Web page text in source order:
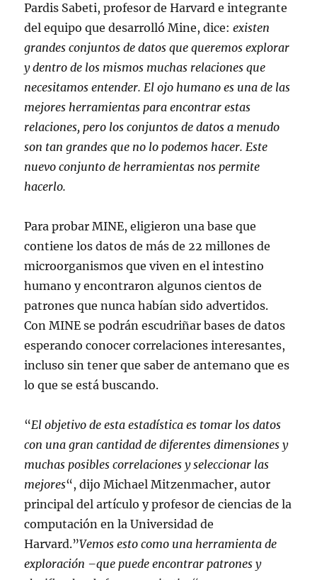
Pardis Sabeti, profesor de Harvard e integrante
del equipo que desarrolló Mine, dice: existen
grandes conjuntos de datos que queremos explorar
y dentro de los mismos muchas relaciones que
necesitamos entender. El ojo humano es una de las
mejores herramientas para encontrar estas
relaciones, pero los conjuntos de datos a menudo
son tan grandes que no lo podemos hacer. Este
nuevo conjunto de herramientas nos permite
hacerlo.
Para probar MINE, eligieron una base que
contiene los datos de más de 22 millones de
microorganismos que viven en el intestino
humano y encontraron algunos cientos de
patrones que nunca habían sido advertidos.
Con MINE se podrán escudriñar bases de datos
esperando conocer correlaciones interesantes,
incluso sin tener que saber de antemano que es
lo que se está buscando.
“El objetivo de esta estadística es tomar los datos
con una gran cantidad de diferentes dimensiones y
muchas posibles correlaciones y seleccionar las
mejores“, dijo Michael Mitzenmacher, autor
principal del artículo y profesor de ciencias de la
computación en la Universidad de
Harvard.”Vemos esto como una herramienta de
exploración –que puede encontrar patrones y